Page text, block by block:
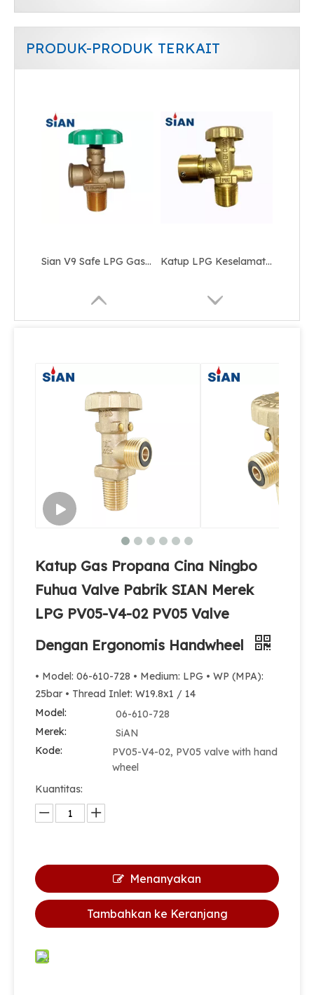
PRODUK-PRODUK TERKAIT
Katup LPG Keselamatan Silinder Gas Paduan Kuningan
Sian V9 Safe LPG Gas Cylinder Pol Valves dengan Sertifikasi UL untuk Australia Katup LPG Keselamatan Gas Paduan Kuningan
Katup LPG Bantuan Keselamatan Paduan Tembaga
Katup Gas Propana Cina Ningbo
Fuhua Valve Pabrik SIAN Merek
LPG PV05-V4-02 PV05 Valve
Dengan Ergonomis Handwheel
• Model: 06-610-728 • Medium: LPG • WP (MPA):
25bar • Thread Inlet: W19.8x1 / 14
Model:
06-610-728
Merek:
SiAN
Kode:
PV05-V4-02, PV05 valve with hand
wheel
Kuantitas:
Menanyakan
Tambahkan ke Keranjang